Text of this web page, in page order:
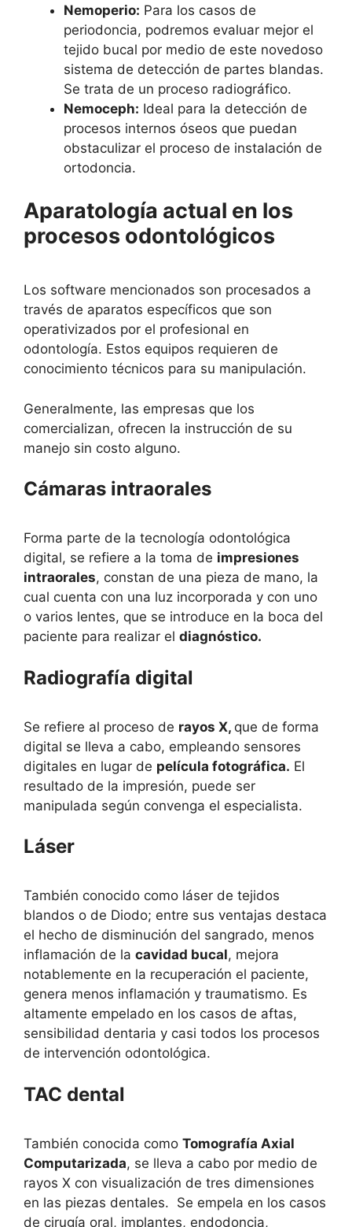
Nemoperio: Para los casos de
periodoncia, podremos evaluar mejor el
tejido bucal por medio de este novedoso
sistema de detección de partes blandas.
Se trata de un proceso radiográfico.
Nemoceph: Ideal para la detección de
procesos internos óseos que puedan
obstaculizar el proceso de instalación de
ortodoncia.
Aparatología actual en los
procesos odontológicos
Los software mencionados son procesados a
través de aparatos específicos que son
operativizados por el profesional en
odontología. Estos equipos requieren de
conocimiento técnicos para su manipulación.
Generalmente, las empresas que los
comercializan, ofrecen la instrucción de su
manejo sin costo alguno.
Cámaras intraorales
Forma parte de la tecnología odontológica
digital, se refiere a la toma de impresiones
intraorales, constan de una pieza de mano, la
cual cuenta con una luz incorporada y con uno
o varios lentes, que se introduce en la boca del
paciente para realizar el diagnóstico.
Radiografía digital
Se refiere al proceso de rayos X, que de forma
digital se lleva a cabo, empleando sensores
digitales en lugar de película fotográfica. El
resultado de la impresión, puede ser
manipulada según convenga el especialista.
Láser
También conocido como láser de tejidos
blandos o de Diodo; entre sus ventajas destaca
el hecho de disminución del sangrado, menos
inflamación de la cavidad bucal, mejora
notablemente en la recuperación el paciente,
genera menos inflamación y traumatismo. Es
altamente empelado en los casos de aftas,
sensibilidad dentaria y casi todos los procesos
de intervención odontológica.
TAC dental
También conocida como Tomografía Axial
Computarizada, se lleva a cabo por medio de
rayos X con visualización de tres dimensiones
en las piezas dentales. Se empela en los casos
de cirugía oral, implantes, endodoncia,